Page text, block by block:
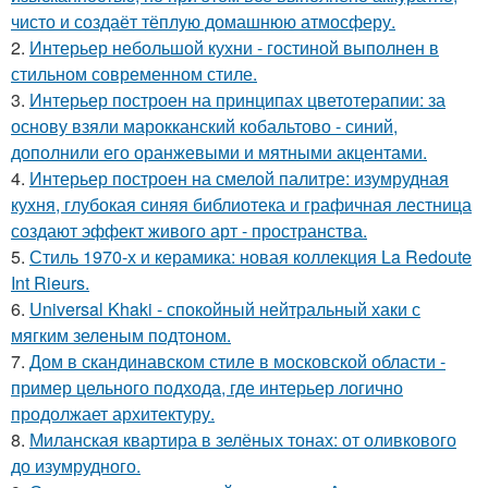
чисто и создаёт тёплую домашнюю атмосферу.
2. Интерьер небольшой кухни - гостиной выполнен в
стильном современном стиле.
3. Интерьер построен на принципах цветотерапии: за
основу взяли марокканский кобальтово - синий,
дополнили его оранжевыми и мятными акцентами.
4. Интерьер построен на смелой палитре: изумрудная
кухня, глубокая синяя библиотека и графичная лестница
создают эффект живого арт - пространства.
5. Стиль 1970-х и керамика: новая коллекция La Redoute
Int Rieurs.
6. Universal Khaki - спокойный нейтральный хаки с
мягким зеленым подтоном.
7. Дом в скандинавском стиле в московской области -
пример цельного подхода, где интерьер логично
продолжает архитектуру.
8. Миланская квартира в зелёных тонах: от оливкового
до изумрудного.